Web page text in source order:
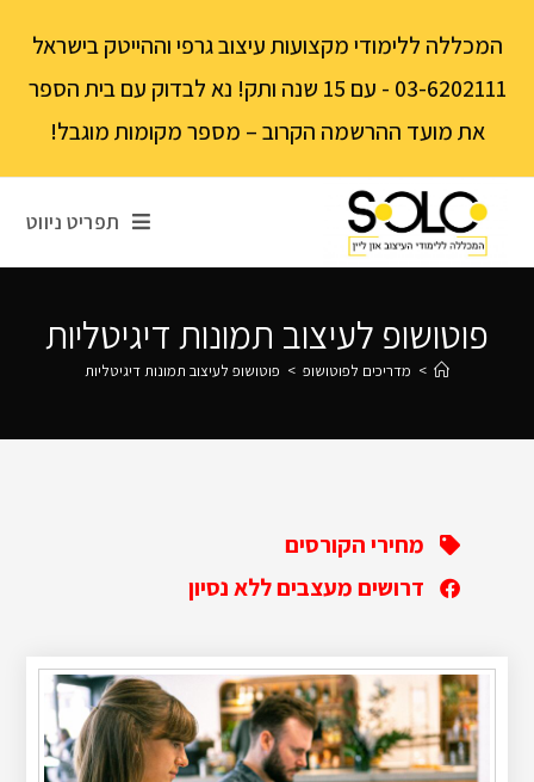
המכללה ללימודי מקצועות עיצוב גרפי וההייטק בישראל
03-6202111 - עם 15 שנה ותק! נא לבדוק עם בית הספר
את מועד ההרשמה הקרוב – מספר מקומות מוגבל!
תפריט ניווט
פוטושופ לעיצוב תמונות דיגיטליות
> מדריכים לפוטושופ > פוטושופ לעיצוב תמונות דיגיטליות
מחירי הקורסים
דרושים מעצבים ללא נסיון